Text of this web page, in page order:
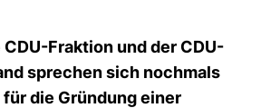
CDU-Fraktion und der CDU-
sprechen sich nochmals
die Gründung einer